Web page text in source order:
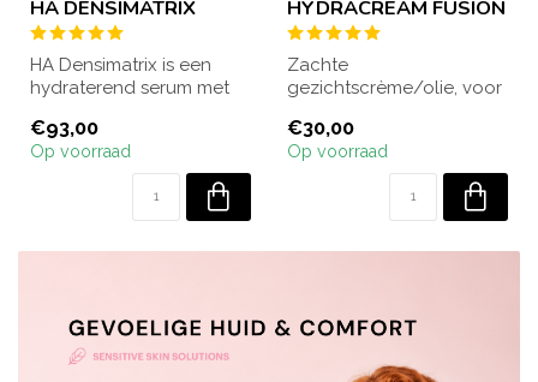
HA DENSIMATRIX
HA Densimatrix is een
hydraterend serum met
en frisse ge...
€93,00
Op voorraad
HYDRACREAM FUSION
Zachte
gezichtscrème/olie, voor
onzuiverheden en make-
up. Ba...
€30,00
Op voorraad